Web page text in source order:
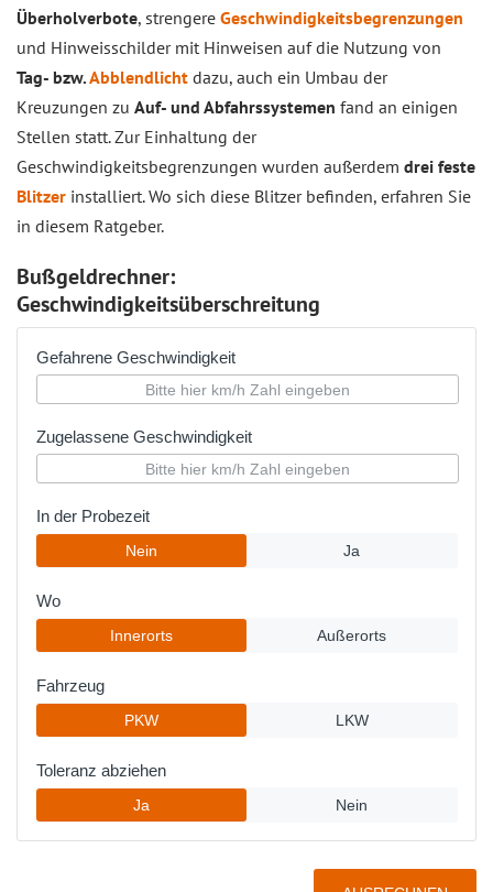
Überholverbote, strengere Geschwindigkeitsbegrenzungen
und Hinweisschilder mit Hinweisen auf die Nutzung von
Tag- bzw.Abblendlicht dazu, auch ein Umbau der
Kreuzungen zu Auf- und Abfahrssystemen fand an einigen
Stellen statt. Zur Einhaltung der
Geschwindigkeitsbegrenzungen wurden außerdem drei feste
Blitzer installiert. Wo sich diese Blitzer befinden, erfahren Sie
in diesem Ratgeber.
Bußgeldrechner:
Geschwindigkeitsüberschreitung